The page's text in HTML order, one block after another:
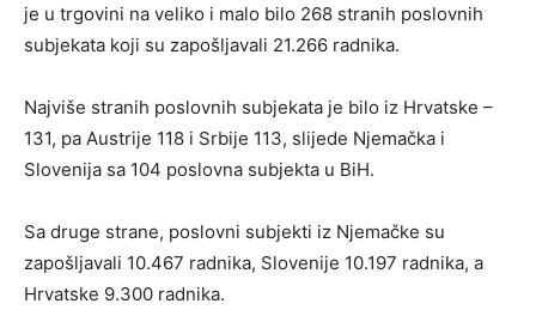
je u trgovini na veliko i malo bilo 268 stranih poslovnih
subjekata koji su zapošljavali 21.266 radnika.
Najviše stranih poslovnih subjekata je bilo iz Hrvatske –
131, pa Austrije 118 i Srbije 113, slijede Njemačka i
Slovenija sa 104 poslovna subjekta u BiH.
Sa druge strane, poslovni subjekti iz Njemačke su
zapošljavali 10.467 radnika, Slovenije 10.197 radnika, a
Hrvatske 9.300 radnika.